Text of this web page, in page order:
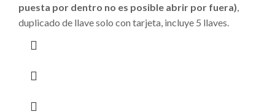
puesta por dentro no es posible abrir por fuera),
duplicado de llave solo con tarjeta, incluye 5 llaves.